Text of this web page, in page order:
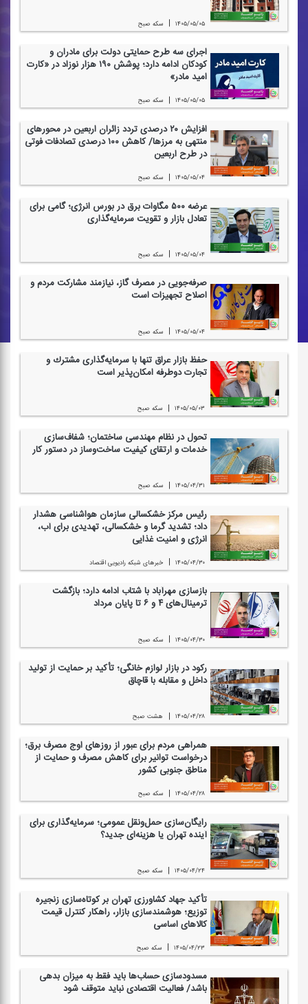
۱۴۰۵/۰۵/۰۵ | سكه صبح
اجرای سه طرح حمایتی دولت برای مادران و
كودكان ادامه دارد؛ پوشش ۱۹۰ هزار نوزاد در «كارت
امید مادر»
۱۴۰۵/۰۵/۰۵ | سكه صبح
افزایش ۲۰ درصدی تردد زائران اربعین در محورهای
منتهی به مرزها/ كاهش ۱۰۰ درصدی تصادفات فوتی
در طرح اربعین
۱۴۰۵/۰۵/۰۴ | سكه صبح
عرضه ۵۰۰ مگاوات برق در بورس انرژی؛ گامی برای
تعادل بازار و تقویت سرمایه‌گذاری
۱۴۰۵/۰۵/۰۴ | سكه صبح
صرفه‌جویی در مصرف گاز، نیازمند مشاركت مردم و
اصلاح تجهیزات است
۱۴۰۵/۰۵/۰۴ | سكه صبح
حفظ بازار عراق تنها با سرمایه‌گذاری مشترك و
تجارت دوطرفه امكان‌پذیر است
۱۴۰۵/۰۵/۰۳ | سكه صبح
تحول در نظام مهندسی ساختمان؛ شفاف‌سازی
خدمات و ارتقای كیفیت ساخت‌وساز در دستور كار
۱۴۰۵/۰۴/۳۱ | سكه صبح
رئیس مركز خشكسالی سازمان هواشناسی هشدار
داد؛ تشدید گرما و خشكسالی، تهدیدی برای آب،
انرژی و امنیت غذایی
۱۴۰۵/۰۴/۳۰ | خبرهای شبكه رادیویی اقتصاد
بازسازی مهرآباد با شتاب ادامه دارد؛ بازگشت
ترمینال‌های ۴ و ۶ تا پایان مرداد
۱۴۰۵/۰۴/۳۰ | سكه صبح
ركود در بازار لوازم خانگی؛ تأكید بر حمایت از تولید
داخل و مقابله با قاچاق
۱۴۰۵/۰۴/۲۸ | هشت صبح
همراهی مردم برای عبور از روزهای اوج مصرف برق؛
درخواست توانیر برای كاهش مصرف و حمایت از
مناطق جنوبی كشور
۱۴۰۵/۰۴/۲۸ | سكه صبح
رایگان‌سازی حمل‌ونقل عمومی؛ سرمایه‌گذاری برای
آینده تهران یا هزینه‌ای جدید؟
۱۴۰۵/۰۴/۲۴ | سكه صبح
تأكید جهاد كشاورزی تهران بر كوتاه‌سازی زنجیره
توزیع؛ هوشمندسازی بازار، راهكار كنترل قیمت
كالاهای اساسی
۱۴۰۵/۰۴/۲۳ | سكه صبح
مسدودسازی حساب‌ها باید فقط به میزان بدهی
باشد/ فعالیت اقتصادی نباید متوقف شود